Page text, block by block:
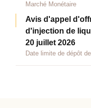
Marché Monétaire
Avis d'appel
d'injection de
20 juillet 2026
Date limite de dépôt